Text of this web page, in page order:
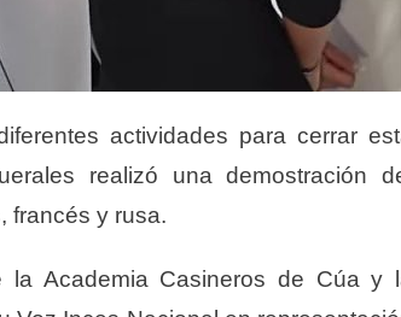
actividades para cerrar
realizó unademostración
francés y rusa.
Academia Casineros de Cúa y